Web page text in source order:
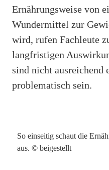
Ernährungsweise von
Wundermittel zur
wird, rufen Fachleute
langfristigen
sind nicht ausreichend
problematisch sein.
So einseitig schaut die
aus. © beigestellt